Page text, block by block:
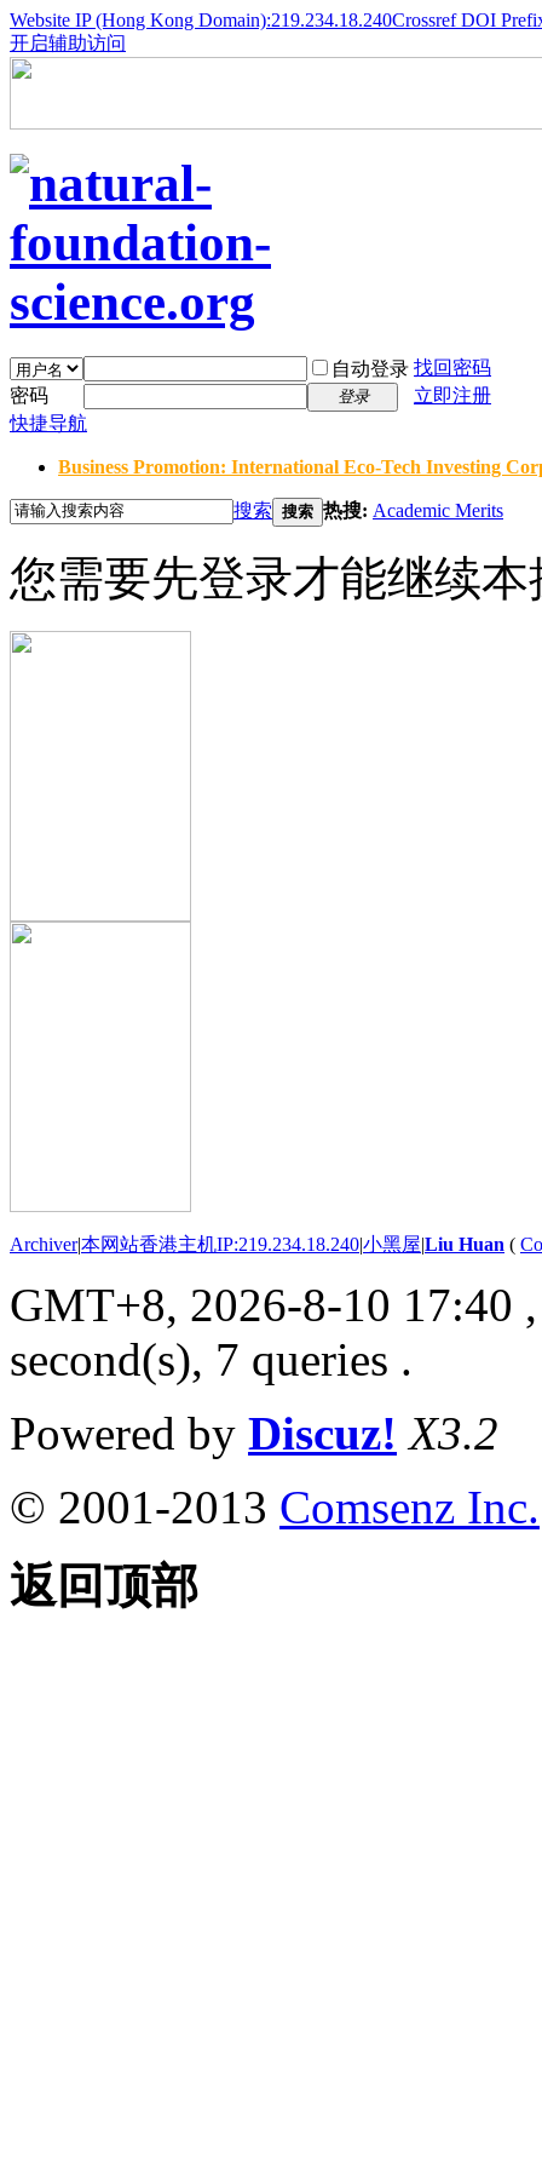
Website IP (Hong Kong Domain):219.234.18.240Crossref DOI
开启辅助访问
自动登录 找回密码
密码
登录
立即注册
快捷导航
Business Promotion: International Eco-Tech Investing
搜索 搜索 热搜: Academic Merits
您需要先登录才能继续本
Archiver|本网站香港主机IP:219.234.18.240|小黑屋|Liu Huan (
GMT+8, 2026-8-10 17:40
second(s), 7 queries .
Powered by Discuz! X3.2
© 2001-2013 Comsenz Inc.
返回顶部